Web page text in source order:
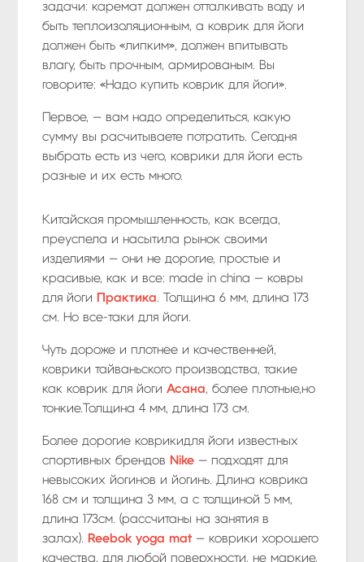
задачи: каремат должен отталкивать воду и
быть теплоизоляционным, а коврик для йоги
должен быть «липким», должен впитывать
влагу, быть прочным, армированым. Вы
говорите: «Надо купить коврик для йоги».
Первое, — вам надо определиться, какую
сумму вы расчитываете потратить. Сегодня
выбрать есть из чего, коврики для йоги есть
разные и их есть много.
Китайская промышленность, как всегда,
преуспела и насытила рынок своими
изделиями — они не дорогие, простые и
красивые, как и все: made in chinа — ковры
для йоги
Практика. Толщина 6 мм, длина 173
см. Но все-таки для йоги.
Чуть дороже и плотнее и качественней,
коврики тайваньского производства, такие
как коврик для йоги Асана, более плотные,но
тонкие.Толщина 4 мм, длина 173 см.
Более дорогие коврикидля йоги известных
спортивных брендов Nike — подходят для
невысоких йогинов и йогинь. Длина коврика
168 см и толщина 3 мм, а с толщиной 5 мм,
длина 173см. (рассчитаны на занятия в
залах). Reebok yoga mat — коврики хорошего
качества, для любой поверхности, не маркие,